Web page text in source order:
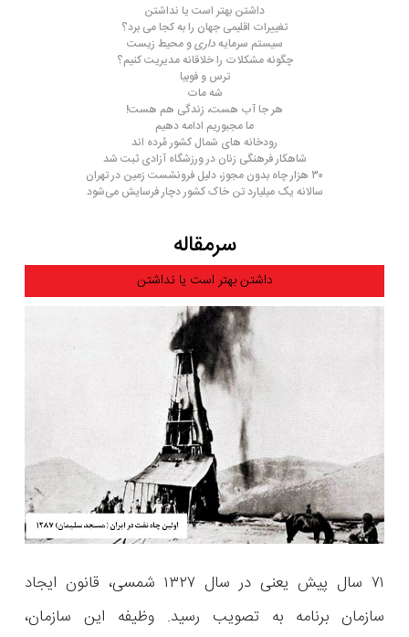
داشتن بهتر است یا نداشتن
تغییرات اقلیمی جهان را به کجا می برد؟
سیستم سرمایهداریو محیط زیست
چگونه مشکلات را خلاقانه مدیریت کنیم؟
ترس و فوبیا
شه مات
هر جا آب هست، زندگی هم هست!
ما مجبوریم ادامه دهیم
رودخانه های شمال کشور مُرده اند
شاهکار فرهنگی زنان در ورزشگاه آزادی ثبت شد
۳۰ هزار چاه بدون مجوز، دلیل فرونشست زمین در تهران
سالانه یک میلیارد تن خاک کشور دچار فرسایش می‌شود
سرمقاله
داشتن بهتر است یا نداشتن
۷۱ سال پیش یعنی در سال ۱۳۲۷ شمسی، قانون ایجاد
سازمان برنامه‌ به تصویب رسید. وظیفه این سازمان،